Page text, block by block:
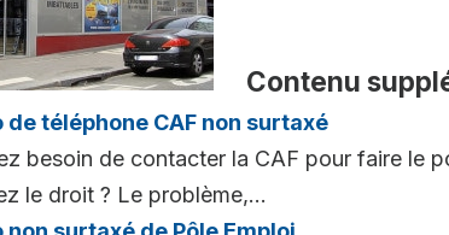
Contenu
de téléphone CAF non surtaxé
besoin de contacter la CAF pour faire le
le droit ? Le problème,...